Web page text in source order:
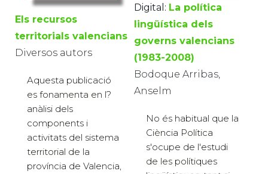
Els recursos
territorials valencians
Diversos autors
Aquesta publicació
es fonamenta en l?
anàlisi dels
components i
activitats del sistema
territorial de la
província de Valencia,
Digital: La política
lingüística dels
governs valencians
(1983-2008)
Bodoque Arribas,
Anselm
No és habitual que la
Ciència Política
s'ocupe de l'estudi
de les polítiques